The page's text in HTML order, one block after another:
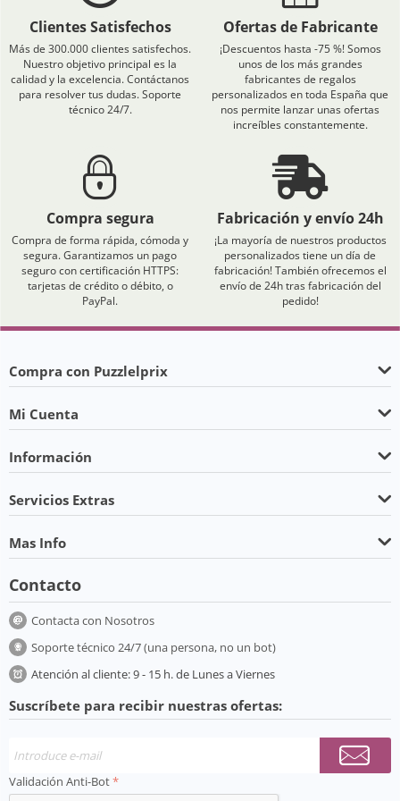
Clientes Satisfechos
Más de 300.000 clientes satisfechos.
Nuestro objetivo principal es la
calidad y la excelencia. Contáctanos
para resolver tus dudas. Soporte
técnico 24/7.
Ofertas de Fabricante
¡Descuentos hasta -75 %! Somos
unos de los más grandes
fabricantes de regalos
personalizados en toda España que
nos permite lanzar unas ofertas
increíbles constantemente.
Compra segura
Compra de forma rápida, cómoda y
segura. Garantizamos un pago
seguro con certificación HTTPS:
tarjetas de crédito o débito, o
PayPal.
Fabricación y envío 24h
¡La mayoría de nuestros productos
personalizados tiene un día de
fabricación! También ofrecemos el
envío de 24h tras fabricación del
pedido!
Compra con Puzzlelprix
Mi Cuenta
Información
Servicios Extras
Mas Info
Contacto
Contacta con Nosotros
Soporte técnico 24/7 (una persona, no un bot)
Atención al cliente: 9 - 15 h. de Lunes a Viernes
Suscríbete para recibir nuestras ofertas:
Validación Anti-Bot